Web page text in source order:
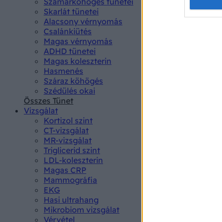
Skarlát tünetei
Alacsony vérnyomás
Csalánkiütés
Magas vérnyomás
ADHD tünetei
Magas koleszterin
Hasmenés
Száraz köhögés
Szédülés okai
Összes Tünet
Vizsgálat
Kortizol szint
CT-vizsgálat
MR-vizsgálat
Triglicerid szint
LDL-koleszterin
Magas CRP
Mammográfia
EKG
Hasi ultrahang
Mikrobiom vizsgálat
Vérvétel